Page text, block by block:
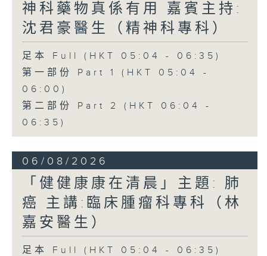
神科藥物真係有用 嘉賓主持:
沈君豪醫生（精神科專科）
足本 Full (HKT 05:04 - 06:35)
第一部份 Part 1 (HKT 05:04 -
06:00)
第二部份 Part 2 (HKT 06:04 -
06:35)
06/08/2026
「健健康康在清晨」主題: 肺
癌 主講:臨床腫瘤科專科（林
嘉安醫生）
足本 Full (HKT 05:04 - 06:35)